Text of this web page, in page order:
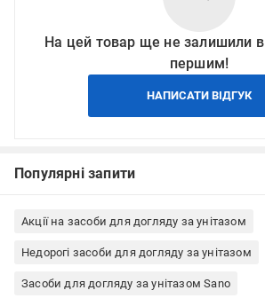
На цей товар ще не залишили
першим!
НАПИСАТИ ВІДГУК
Популярні запити
Акції на засоби для догляду за унітазом
Недорогі засоби для догляду за унітазом
Засоби для догляду за унітазом Sano